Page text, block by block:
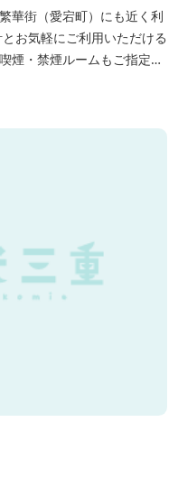
華街（愛宕町）にも近く利
お気軽にご利用いただける
煙・禁煙ルームもご指定い
ェルカムドリンクサービス